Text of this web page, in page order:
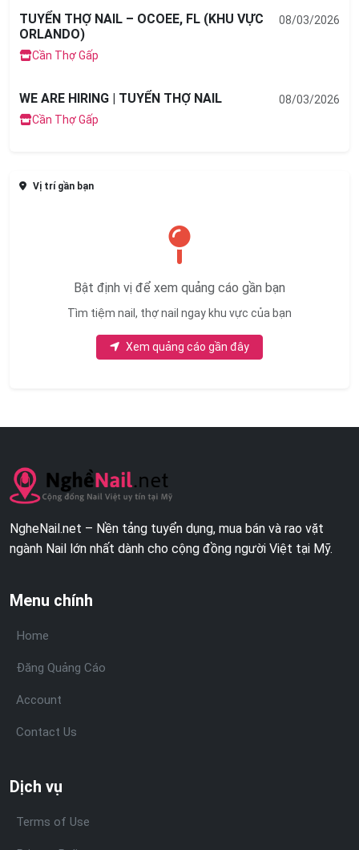
TUYỂN THỢ NAIL – OCOEE, FL (KHU VỰC
ORLANDO)
Cần Thợ Gấp
08/03/2026
WE ARE HIRING | TUYỂN THỢ NAIL
Cần Thợ Gấp
08/03/2026
Vị trí gần bạn
Bật định vị để xem quảng cáo gần bạn
Tìm tiệm nail, thợ nail ngay khu vực của bạn
Xem quảng cáo gần đây
NgheNail.net – Nền tảng tuyển dụng, mua bán và rao vặt
ngành Nail lớn nhất dành cho cộng đồng người Việt tại Mỹ.
Menu chính
Home
Đăng Quảng Cáo
Account
Contact Us
Dịch vụ
Terms of Use